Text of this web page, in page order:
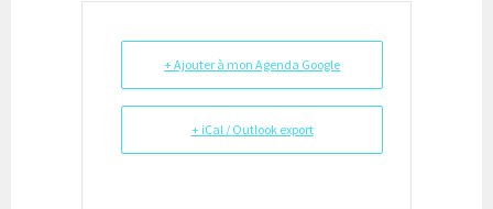
+ Ajouter à mon Agenda Google
+ iCal / Outlook export